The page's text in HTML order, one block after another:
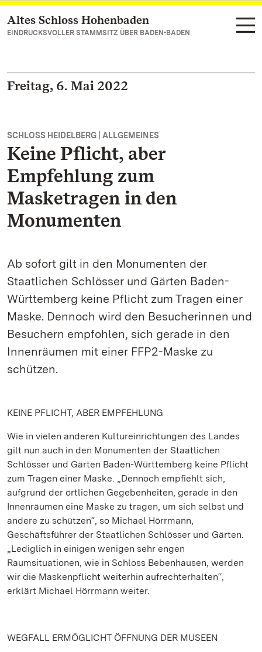
Zum Hauptinhalt springen
Altes Schloss Hohenbaden
EINDRUCKSVOLLER STAMMSITZ ÜBER BADEN-BADEN
Freitag, 6. Mai 2022
SCHLOSS HEIDELBERG | ALLGEMEINES
Keine Pflicht, aber
Empfehlung zum
Masketragen in den
Monumenten
Ab sofort gilt in den Monumenten der
Staatlichen Schlösser und Gärten Baden-
Württemberg keine Pflicht zum Tragen einer
Maske. Dennoch wird den Besucherinnen und
Besuchern empfohlen, sich gerade in den
Innenräumen mit einer FFP2-Maske zu
schützen.
KEINE PFLICHT, ABER EMPFEHLUNG
Wie in vielen anderen Kultureinrichtungen des Landes
gilt nun auch in den Monumenten der Staatlichen
Schlösser und Gärten Baden-Württemberg keine Pflicht
zum Tragen einer Maske. „Dennoch empfiehlt sich,
aufgrund der örtlichen Gegebenheiten, gerade in den
Innenräumen eine Maske zu tragen, um sich selbst und
andere zu schützen“, so Michael Hörrmann,
Geschäftsführer der Staatlichen Schlösser und Gärten.
„Lediglich in einigen wenigen sehr engen
Raumsituationen, wie in Schloss Bebenhausen, werden
wir die Maskenpflicht weiterhin aufrechterhalten“,
erklärt Michael Hörrmann weiter.
WEGFALL ERMÖGLICHT ÖFFNUNG DER MUSEEN